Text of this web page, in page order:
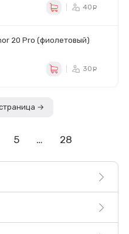
40
20 Pro (фиолетовый)
30
→
5 … 28